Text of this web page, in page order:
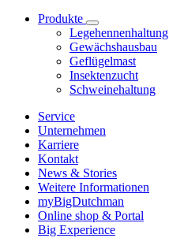
Produkte
Legehennenhaltung
Gewächshausbau
Geflügelmast
Insektenzucht
Schweinehaltung
Service
Unternehmen
Karriere
Kontakt
News & Stories
Weitere Informationen
myBigDutchman
Online shop & Portal
Big Experience